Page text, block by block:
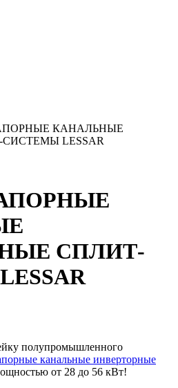
КАНАЛЬНЫЕ
LESSAR
СПЛИТ-
полупромышленного
канальные инверторные
от 28 до 56 кВт!